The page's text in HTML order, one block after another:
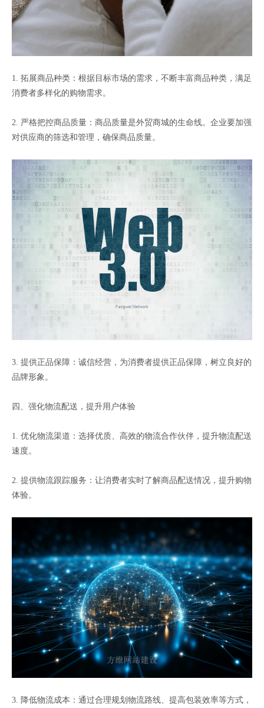
1. 拓展商品种类：根据目标市场的需求，不断丰富商品种类，满足
消费者多样化的购物需求。
2. 严格把控商品质量：商品质量是外贸商城的生命线。企业要加强
对供应商的筛选和管理，确保商品质量。
3. 提供正品保障：诚信经营，为消费者提供正品保障，树立良好的
品牌形象。
四、强化物流配送，提升用户体验
1. 优化物流渠道：选择优质、高效的物流合作伙伴，提升物流配送
速度。
2. 提供物流跟踪服务：让消费者实时了解商品配送情况，提升购物
体验。
3. 降低物流成本：通过合理规划物流路线、提高包装效率等方式，